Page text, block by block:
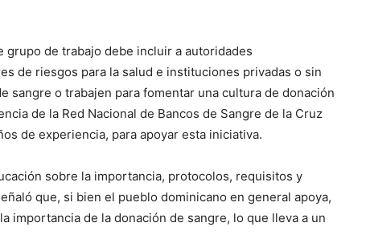
grupo de trabajo debe incluir a autoridades
de riesgos para la salud e instituciones privadas o sin
sangre o trabajen para fomentar una cultura de donación
de la Red Nacional de Bancos de Sangre de la Cruz
de experiencia, para apoyar esta iniciativa.
sobre la importancia, protocolos, requisitos y
que, si bien el pueblo dominicano en general apoya,
importancia de la donación de sangre, lo que lleva a un